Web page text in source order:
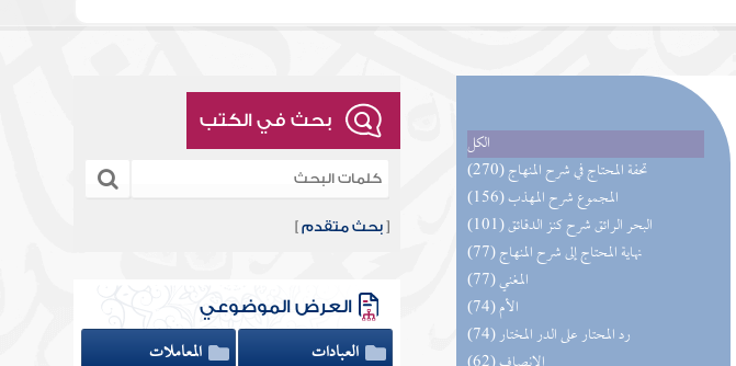
الكل
(270) تحفة المحتاج في شرح المنهاج
(156) المجموع شرح المهذب
(101) البحر الرائق شرح كنز الدقائق
(77) نهاية المحتاج إلى شرح المنهاج
(77) المغني
(74) الأم
(74) رد المحتار على الدر المختار
بحث في الكتب
[بحث متقدم ]
العرض الموضوعي
العبادات
المعاملات